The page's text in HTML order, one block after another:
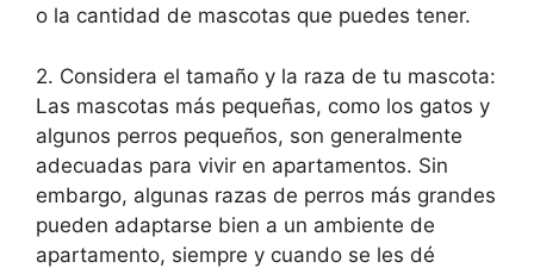
o la cantidad de mascotas que puedes tener.
2. Considera el tamaño y la raza de tu mascota:
Las mascotas más pequeñas, como los gatos y
algunos perros pequeños, son generalmente
adecuadas para vivir en apartamentos. Sin
embargo, algunas razas de perros más grandes
pueden adaptarse bien a un ambiente de
apartamento, siempre y cuando se les dé